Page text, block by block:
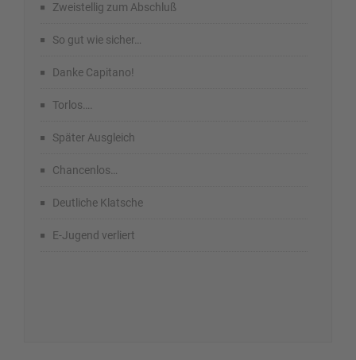
Zweistellig zum Abschluß
So gut wie sicher…
Danke Capitano!
Torlos….
Später Ausgleich
Chancenlos…
Deutliche Klatsche
E-Jugend verliert